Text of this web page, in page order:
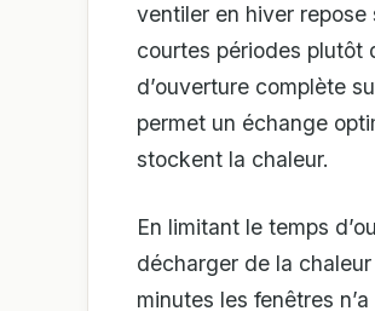
ventiler en hiver
courtes périodes plutôt
d’ouverture complète
permet un échange
stockent la chaleur.
En limitant le temps
décharger de la
minutes les fenêtres